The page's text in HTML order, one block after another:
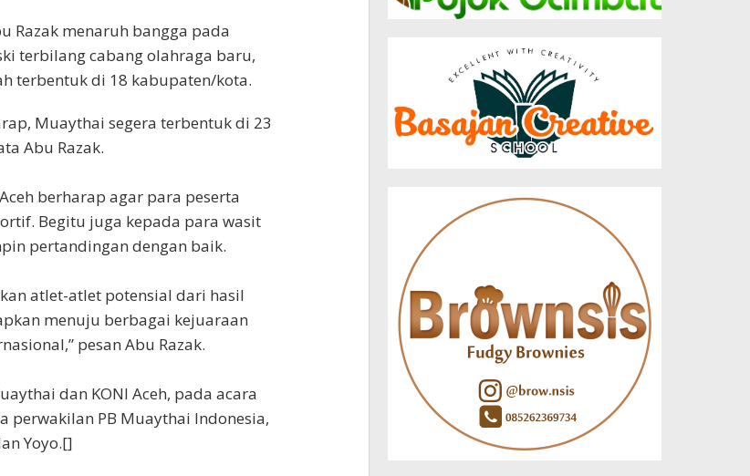
Razak menaruh bangga pada
terbilang cabang olahraga baru,
terbentuk di 18 kabupaten/kota.
Muaythai segera terbentuk di 23
Abu Razak.
berharap agar para peserta
Begitu juga kepada para wasit
pertandingan dengan baik.
atlet-atlet potensial dari hasil
menuju berbagai kejuaraan
pesan Abu Razak.
dan KONI Aceh, pada acara
PB Muaythai Indonesia,
Yoyo.[]